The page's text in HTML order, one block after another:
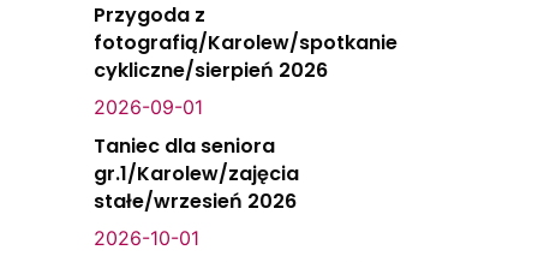
Przygoda z
fotografią/Karolew/spotkanie
cykliczne/sierpień 2026
2026-09-01
Taniec dla seniora
gr.1/Karolew/zajęcia
stałe/wrzesień 2026
2026-10-01